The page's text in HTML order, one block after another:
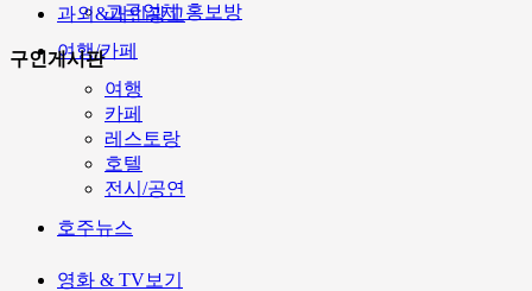
고국업체 홍보방
여행/카페
여행
카페
레스토랑
호텔
전시/공연
호주뉴스
영화 & TV보기
과외&개인광고
구인게시판